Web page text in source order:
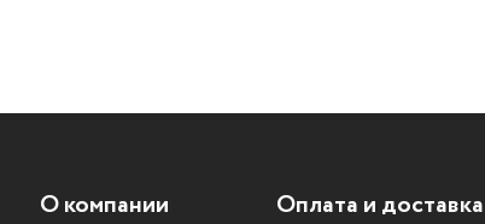
О компании Оплата и доставка